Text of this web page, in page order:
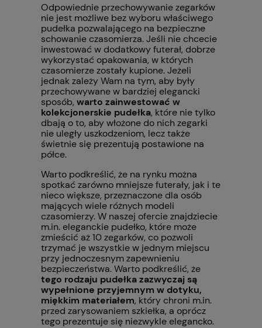
Odpowiednie przechowywanie zegarków
nie jest możliwe bez wyboru właściwego
pudełka pozwalającego na bezpieczne
schowanie czasomierza. Jeśli nie chcecie
inwestować w dodatkowy futerał, dobrze
wykorzystać opakowania, w których
czasomierze zostały kupione. Jeżeli
jednak zależy Wam na tym, aby były
przechowywane w bardziej elegancki
sposób,warto zainwestować w
kolekcjonerskie pudełka, które nie tylko
dbają o to, aby włożone do nich zegarki
nie uległy uszkodzeniom, lecz także
świetnie się prezentują postawione na
półce.
Warto podkreślić, że na rynku można
spotkać zarówno mniejsze futerały, jak i te
nieco większe, przeznaczone dla osób
mających wiele różnych modeli
czasomierzy. W naszej ofercie znajdziecie
m.in. eleganckie pudełko, które może
zmieścić aż 10 zegarków, co pozwoli
trzymać je wszystkie w jednym miejscu
przy jednoczesnym zapewnieniu
bezpieczeństwa. Warto podkreślić, że
tego rodzaju pudełka zazwyczaj są
wypełnione przyjemnym w dotyku,
miękkim materiałem, który chroni m.in.
przed zarysowaniem szkiełka, a oprócz
tego prezentuje się niezwykle elegancko.